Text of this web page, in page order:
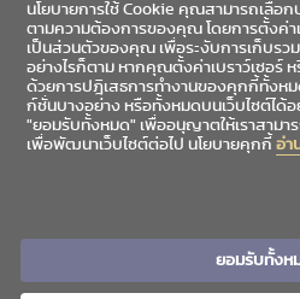
สายตรงผู้อำนวยการ
ข้อเสนอแนะ | ส
นโยบายการใช้ Cookie คุณสามารถเลือ
ตามความต้องการของคุณ โดยการตั้งค่า
เป็นส่วนตัวของคุณ เพื่อระงับการเก็บรว
อย่างไรก็ตาม หากคุณตั้งค่าเบราว์เซอร์
ด้วยการปฎิเสธการทำงานของคุกกี้ทั้งห
ก์ชั่นบางอย่าง หรือทั้งหมดบนเว็บไซต์ได้
"ยอมรับทั้งหมด" เพื่ออนุญาตให้เราสามาร
เพื่อพัฒนาเว็บไซต์ต่อไป นโยบายคุกกี้อ่า
ยอมรับทั้งห